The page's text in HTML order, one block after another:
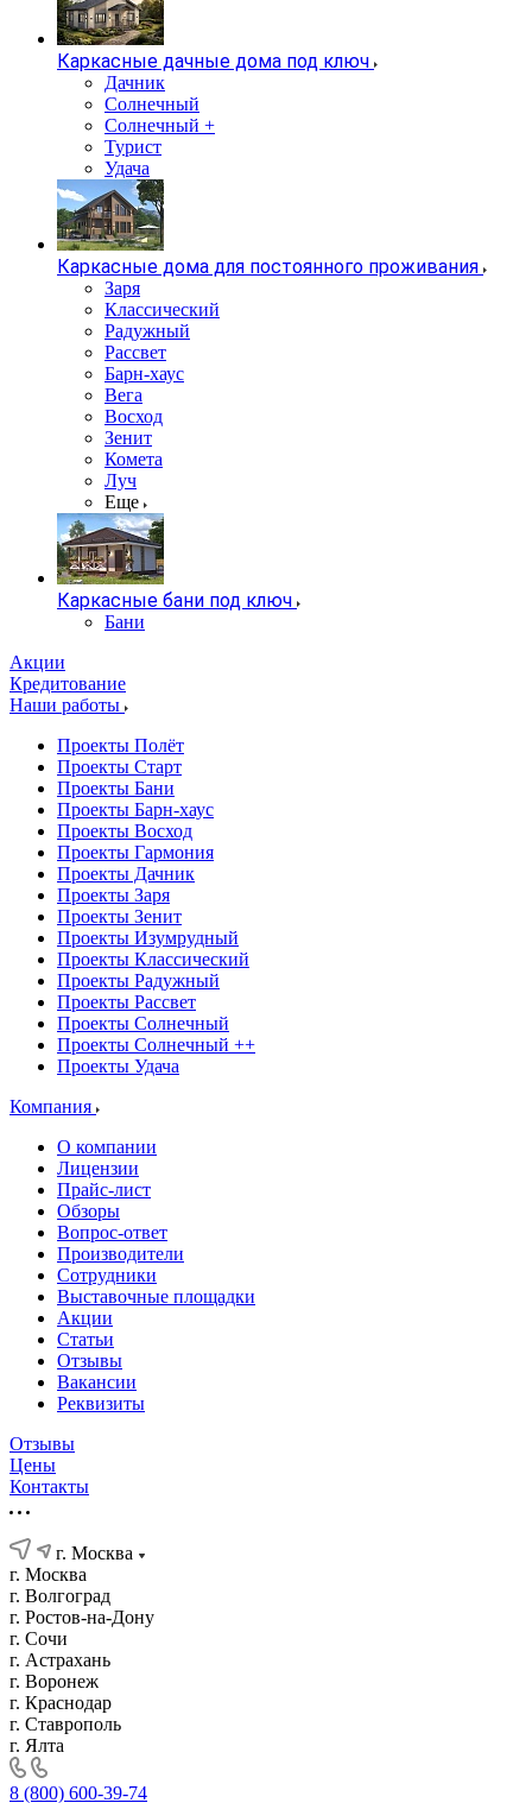
Каркасные дачные дома под ключ
Дачник
Солнечный
Солнечный +
Турист
Удача
Каркасные дома для постоянного проживания
Заря
Классический
Радужный
Рассвет
Барн-хаус
Вега
Восход
Зенит
Комета
Луч
Еще
Каркасные бани под ключ
Бани
Акции
Кредитование
Наши работы
Проекты Полёт
Проекты Старт
Проекты Бани
Проекты Барн-хаус
Проекты Восход
Проекты Гармония
Проекты Дачник
Проекты Заря
Проекты Зенит
Проекты Изумрудный
Проекты Классический
Проекты Радужный
Проекты Рассвет
Проекты Солнечный
Проекты Солнечный ++
Проекты Удача
Компания
О компании
Лицензии
Прайс-лист
Обзоры
Вопрос-ответ
Производители
Сотрудники
Выставочные площадки
Акции
Статьи
Отзывы
Вакансии
Реквизиты
Отзывы
Цены
Контакты
г. Москва
г. Москва
г. Волгоград
г. Ростов-на-Дону
г. Сочи
г. Астрахань
г. Воронеж
г. Краснодар
г. Ставрополь
г. Ялта
8 (800) 600-39-74